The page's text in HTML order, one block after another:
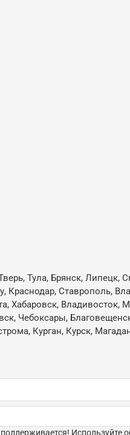
Тула, Брянск, Липецк,
Краснодар, Ставрополь,
Хабаровск,
Чебоксары,
Курган, Курск,
Используйте